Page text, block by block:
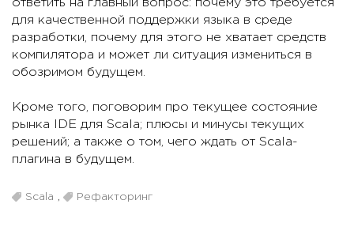
ответить на главный вопрос: почему это требуется
для качественной поддержки языка в среде
разработки, почему для этого не хватает средств
компилятора и может ли ситуация измениться в
обозримом будущем.
Кроме того, поговорим про текущее состояние
рынка IDE для Scala; плюсы и минусы текущих
решений; а также о том, чего ждать от Scala-
плагина в будущем.
Scala , Рефакторинг